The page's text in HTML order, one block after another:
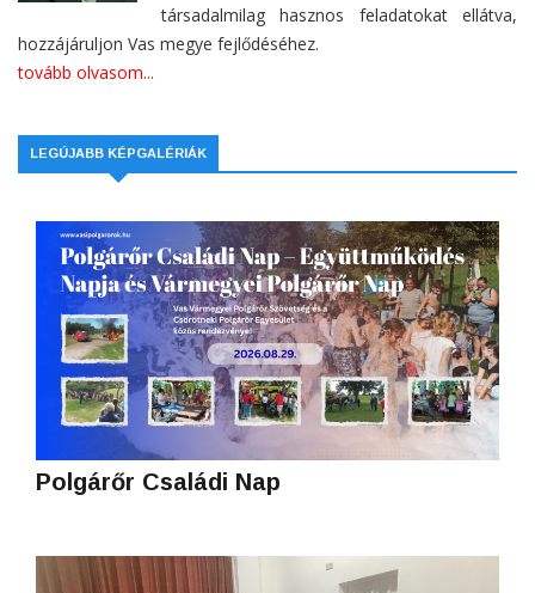
társadalmilag hasznos feladatokat ellátva,
hozzájáruljon Vas megye fejlődéséhez.
tovább olvasom...
LEGÚJABB KÉPGALÉRIÁK
Polgárőr Családi Nap